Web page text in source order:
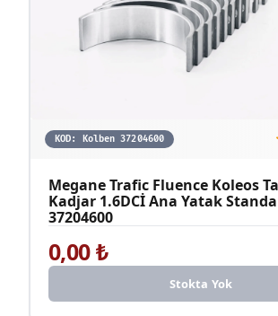
KOD: Kolben 37204600
Megane Trafic Fluence Koleos
Kadjar 1.6DCİ Ana Yatak
37204600
0,00₺
Stokta Yok